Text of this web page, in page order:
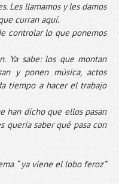
Les llamamos y les damos
curranaquí.
controlar lo que ponemos
Ya sabe: los que montan
y ponen música, actos
tiempo a hacer el trabajo
han dicho que ellos pasan
quería saber qué pasa con
“ ya viene el lobo feroz”